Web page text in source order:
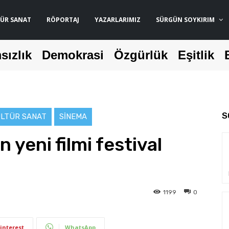
SANAT RÖPORTAJ YAZARLARIMIZ SÜRGÜN SOYKIRIM
Demokrasi Özgürlük Eşitlik
SANAT SINEMA
yeni filmi festival
0
1199
WhatsApp